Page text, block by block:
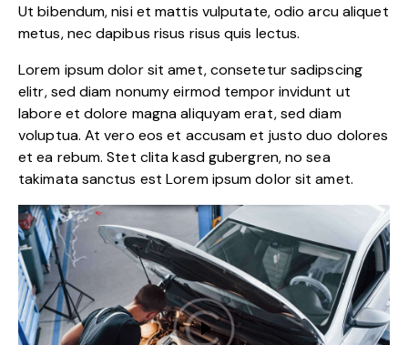
Ut bibendum, nisi et mattis vulputate, odio arcu aliquet
metus, nec dapibus risus risus quis lectus.
Lorem ipsum dolor sit amet, consetetur sadipscing
elitr, sed diam nonumy eirmod tempor invidunt ut
labore et dolore magna aliquyam erat, sed diam
voluptua. At vero eos et accusam et justo duo dolores
et ea rebum. Stet clita kasd gubergren, no sea
takimata sanctus est Lorem ipsum dolor sit amet.